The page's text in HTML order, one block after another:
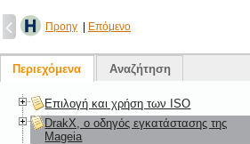
Προηγ Επόμενο
Περιεχόμενα Αναζήτηση
Επιλογή και χρήση των ISO
DrakX, ο οδηγός εγκατάστασης της
Mageia